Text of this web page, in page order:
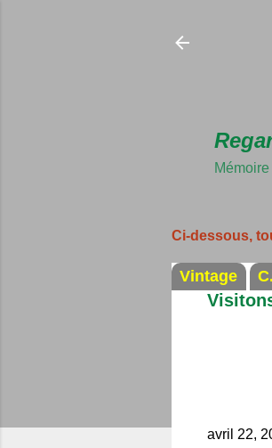
Ci-dessous,
Vintage
avril 22,